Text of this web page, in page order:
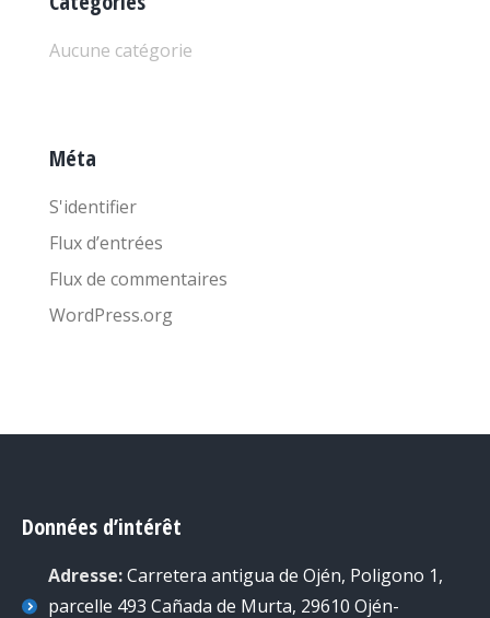
Aucune catégorie
Méta
S'identifier
Flux d’entrées
Flux de commentaires
WordPress.org
Données d’intérêt
Adresse:Carretera antigua de Ojén, Poligono 1,
parcelle 493 Cañada de Murta, 29610 Ojén-